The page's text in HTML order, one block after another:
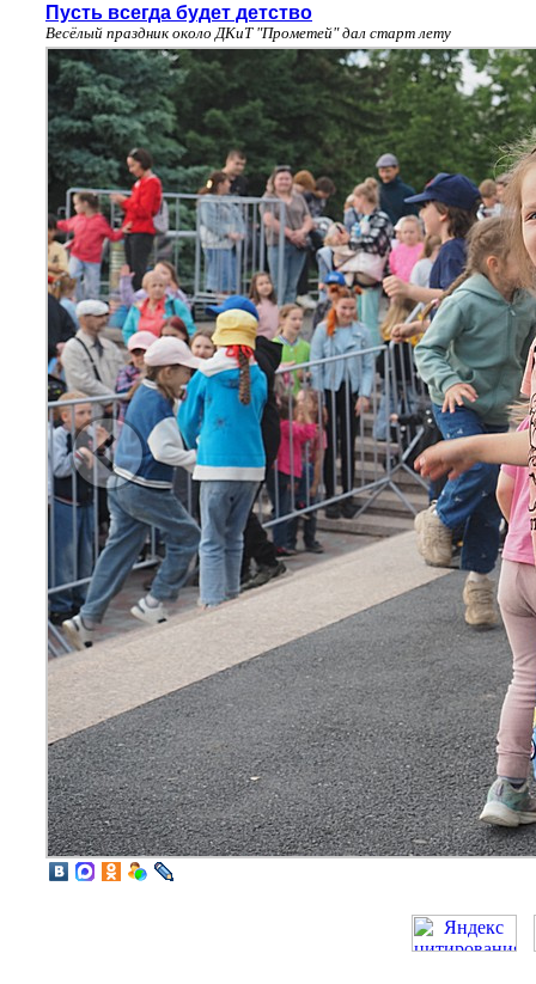
Пусть всегда будет детство
Весёлый праздник около ДКиТ "Прометей" дал старт лету